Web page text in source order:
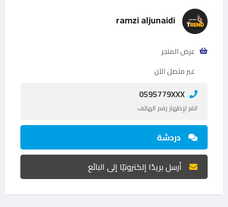
ramzi aljunaidi
عرض المتجر
غير متصل الآن
0595779XXX
انقر لإظهار رقم الهاتف
دردشة
أرسل بريدًا إلكترونيًا إلى البائع